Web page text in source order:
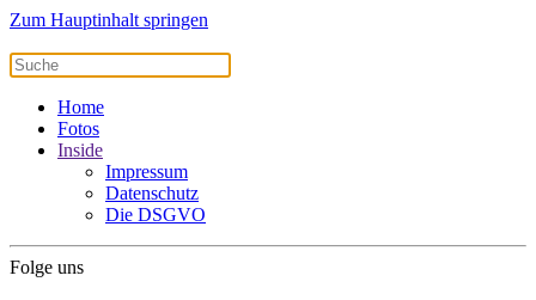
Zum Hauptinhalt springen
Home
Fotos
Inside
Impressum
Datenschutz
Die DSGVO
Folge uns